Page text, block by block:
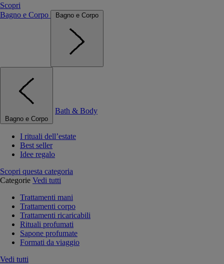
Scopri
Bagno e Corpo
Bagno e Corpo
Bagno e Corpo
Bath & Body
I rituali dell’estate
Best seller
Idee regalo
Scopri questa categoria
Categorie Vedi tutti
Trattamenti mani
Trattamenti corpo
Trattamenti ricaricabili
Rituali profumati
Sapone profumate
Formati da viaggio
Vedi tutti